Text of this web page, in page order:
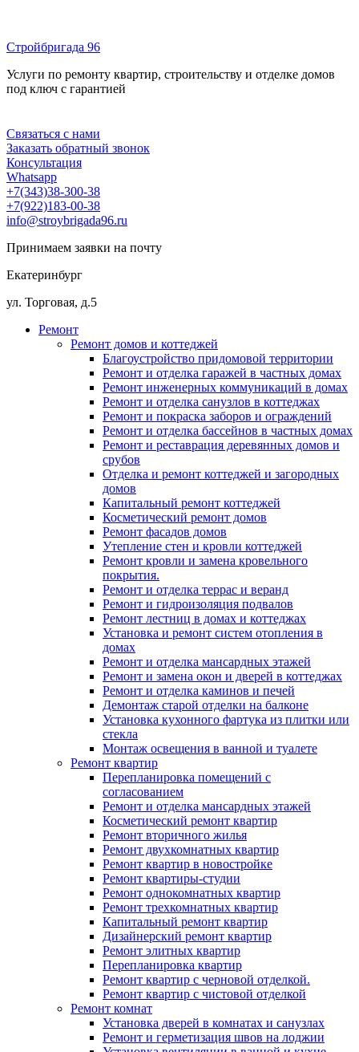
содержимому
Стройбригада 96
Услуги по ремонту квартир, строительству и отделке домов
под ключ с гарантией
Связаться с нами
Заказать обратный звонок
Консультация
Whatsapp
+7(343)38-300-38
+7(922)183-00-38
info@stroybrigada96.ru
Принимаем заявки на почту
Екатеринбург
ул. Торговая, д.5
Ремонт
Ремонт домов и коттеджей
Благоустройство придомовой территории
Ремонт и отделка гаражей в частных домах
Ремонт инженерных коммуникаций в домах
Ремонт и отделка санузлов в коттеджах
Ремонт и покраска заборов и ограждений
Ремонт и отделка бассейнов в частных домах
Ремонт и реставрация деревянных домов и
срубов
Отделка и ремонт коттеджей и загородных
домов
Капитальный ремонт коттеджей
Косметический ремонт домов
Ремонт фасадов домов
Утепление стен и кровли коттеджей
Ремонт кровли и замена кровельного
покрытия.
Ремонт и отделка террас и веранд
Ремонт и гидроизоляция подвалов
Ремонт лестниц в домах и коттеджах
Установка и ремонт систем отопления в
домах
Ремонт и отделка мансардных этажей
Ремонт и замена окон и дверей в коттеджах
Ремонт и отделка каминов и печей
Демонтаж старой отделки на балконе
Установка кухонного фартука из плитки или
стекла
Монтаж освещения в ванной и туалете
Ремонт квартир
Перепланировка помещений с
согласованием
Ремонт и отделка мансардных этажей
Косметический ремонт квартир
Ремонт вторичного жилья
Ремонт двухкомнатных квартир
Ремонт квартир в новостройке
Ремонт квартиры-студии
Ремонт однокомнатных квартир
Ремонт трехкомнатных квартир
Капитальный ремонт квартир
Дизайнерский ремонт квартир
Ремонт элитных квартир
Перепланировка квартир
Ремонт квартир с черновой отделкой.
Ремонт квартир с чистовой отделкой
Ремонт комнат
Установка дверей в комнатах и санузлах
Ремонт и герметизация швов на лоджии